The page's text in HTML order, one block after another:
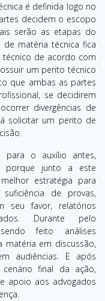
é definida logo no
decidem o escopo
serão as etapas do
matéria técnica fica
de acordo com
um perito técnico
que ambas as partes
se decidirem
divergências de
solicitar um perito de
para o auxílio antes,
porque junto a este
estratégia para
de provas,
seu favor, relatórios
Durante pelo
feito análises
matéria em discussão,
audiências. E após
cenário final da ação,
apoio aos advogados